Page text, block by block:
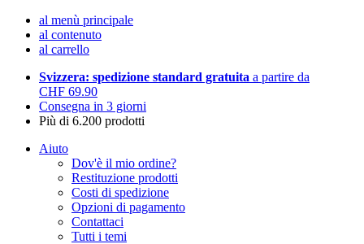
al menù principale
al contenuto
al carrello
Svizzera: spedizione standard gratuita a partire da
CHF 69.90
Consegna in 3 giorni
Più di 6.200 prodotti
Aiuto
Dov'è il mio ordine?
Restituzione prodotti
Costi di spedizione
Opzioni di pagamento
Contattaci
Tutti i temi